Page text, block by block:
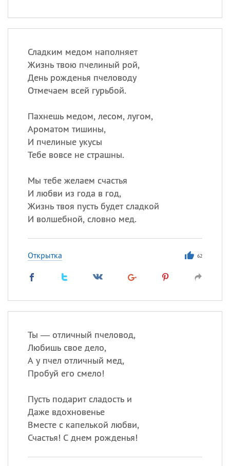
Сладким медом наполняет
Жизнь твою пчелиный рой,
День рожденья пчеловоду
Отмечаем всей гурьбой.
Пахнешь медом, лесом, лугом,
Ароматом тишины,
И пчелиные укусы
Тебе вовсе не страшны.
Мы тебе желаем счастья
И любви из года в год,
Жизнь твоя пусть будет сладкой
И волшебной, словно мед.
Открытка 62
Ты — отличный пчеловод,
Любишь свое дело,
А у пчел отличный мед,
Пробуй его смело!
Пусть подарит сладость и
Даже вдохновенье
Вместе с капелькой любви,
Счастья! С днем рожденья!